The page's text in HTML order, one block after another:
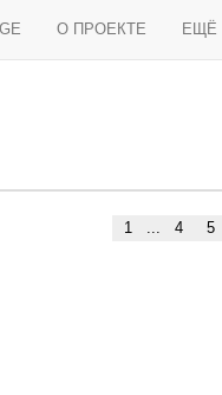
О ПРОЕКТЕ ЕЩЁ
1 ... 4 5